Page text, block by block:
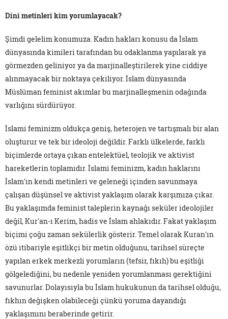
Dini metinleri kim yorumlayacak?
Şimdi gelelim konumuza. Kadın hakları konusu da İslam
dünyasında kimileri tarafından bu odaklanma yapılarak ya
görmezden geliniyor ya da marjinalleştirilerek yine ciddiye
alınmayacak bir noktaya çekiliyor. İslam dünyasında
Müslüman feminist akımlar bu marjinalleşmenin odağında
varlığını sürdürüyor.
İslami feminizm oldukça geniş, heterojen ve tartışmalı bir alan
oluşturur ve tek bir ideoloji değildir. Farklı ülkelerde, farklı
biçimlerde ortaya çıkan entelektüel, teolojik ve aktivist
hareketlerin toplamıdır. İslami feminizm, kadın haklarını
İslam'ın kendi metinleri ve geleneği içinden savunmaya
çalışan düşünsel ve aktivist yaklaşım olarak karşımıza çıkar.
Bu yaklaşımda feminist taleplerin kaynağı seküler ideolojiler
değil, Kur'an-ı Kerim, hadis ve İslam ahlakıdır. Fakat yaklaşım
biçimi çoğu zaman sekülerlik gösterir. Temel olarak Kuran'ın
özü itibariyle eşitlikçi bir metin olduğunu, tarihsel süreçte
yapılan erkek merkezli yorumların (tefsir, fıkıh) bu eşitliği
gölgelediğini, bu nedenle yeniden yorumlanması gerektiğini
savunurlar. Dolayısıyla bu İslam hukukunun da tarihsel olduğu,
fıkhın değişken olabileceği çünkü yoruma dayandığı
yaklaşımını beraberinde getirir.